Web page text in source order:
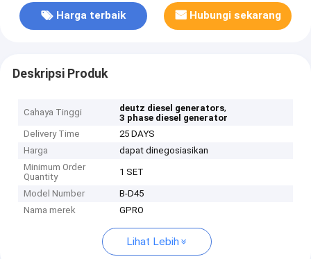
Harga terbaik Hubungi sekarang
Deskripsi Produk
Cahaya Tinggi deutz diesel generators,
3 phase diesel generator
Delivery Time
25 DAYS
Harga
dapat dinegosiasikan
Minimum Order
Quantity
1 SET
Model Number
B-D45
Nama merek
GPRO
Lihat Lebih